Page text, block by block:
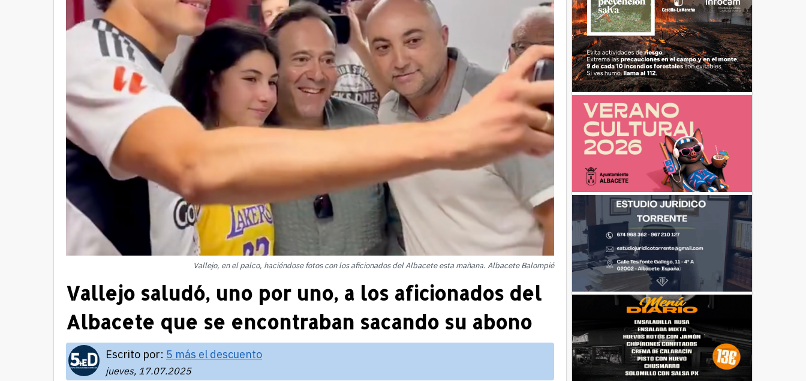
Vallejo, en el palco, haciéndose fotos con los aficionados del Albacete esta mañana. Albacete Balompié
Vallejo saludó, uno por uno, a los aficionados del
Albacete que se encontraban sacando su abono
Escrito por: 5 más el descuento
jueves, 17.07.2025